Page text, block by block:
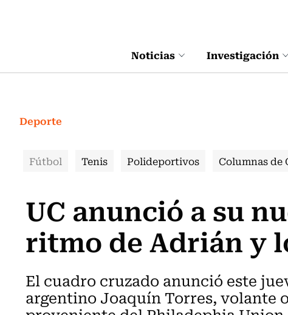
Noticias Investigación
Deporte
Fútbol Tenis Polideportivos Columnas de
UC anunció a su
ritmo de Adrián y
El cuadro cruzado anunció este
argentino Joaquín Torres, volante